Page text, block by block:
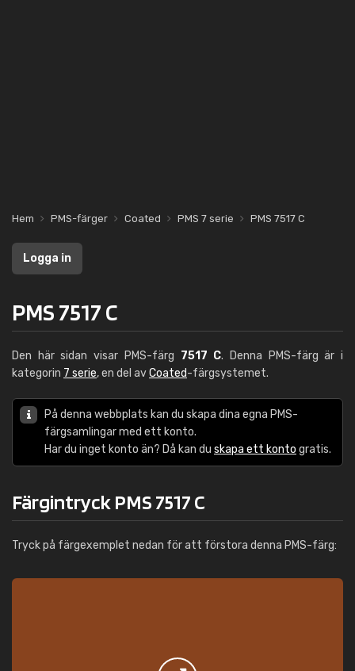
Hem PMS-färger Coated PMS 7 serie PMS 7517 C
Logga in
PMS 7517 C
Den här sidan visar PMS-färg 7517 C. Denna PMS-färg är i
kategorin 7 serie, en del avCoated-färgsystemet.
På denna webbplats kan du skapa dina egna PMS-
färgsamlingar med ett konto.
Har du inget konto än? Då kan du skapa ett konto gratis.
Färgintryck PMS 7517 C
Tryck på färgexemplet nedan för att förstora denna PMS-färg: